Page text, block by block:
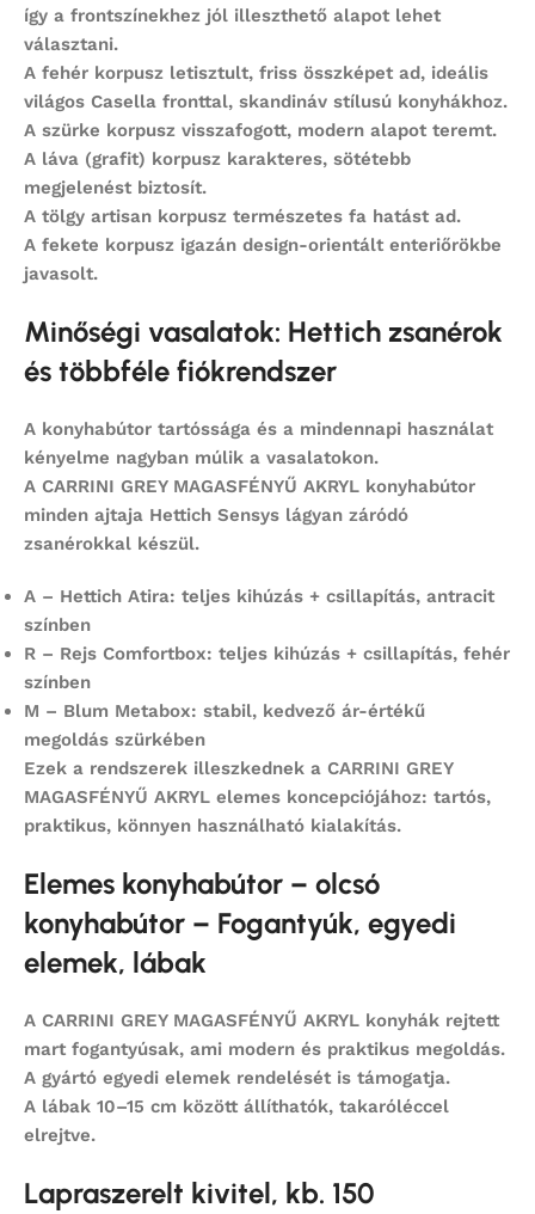
így a frontszínekhez jól illeszthető alapot lehet
választani.
A fehér korpusz letisztult, friss összképet ad, ideális
világos Casella fronttal, skandináv stílusú konyhákhoz.
A szürke korpusz visszafogott, modern alapot teremt.
A láva (grafit) korpusz karakteres, sötétebb
megjelenést biztosít.
A tölgy artisan korpusz természetes fa hatást ad.
A fekete korpusz igazán design-orientált enteriőrökbe
javasolt.
Minőségi vasalatok: Hettich zsanérok
és többféle fiókrendszer
A konyhabútor tartóssága és a mindennapi használat
kényelme nagyban múlik a vasalatokon.
A CARRINI GREY MAGASFÉNYŰ AKRYL konyhabútor
minden ajtaja Hettich Sensys lágyan záródó
zsanérokkal készül.
A – Hettich Atira: teljes kihúzás + csillapítás, antracit
színben
R – Rejs Comfortbox: teljes kihúzás + csillapítás, fehér
színben
M – Blum Metabox: stabil, kedvező ár-értékű
megoldás szürkében
Ezek a rendszerek illeszkednek a CARRINI GREY
MAGASFÉNYŰ AKRYL elemes koncepciójához: tartós,
praktikus, könnyen használható kialakítás.
Elemes konyhabútor – olcsó
konyhabútor – Fogantyúk, egyedi
elemek, lábak
A CARRINI GREY MAGASFÉNYŰ AKRYL konyhák rejtett
mart fogantyúsak, ami modern és praktikus megoldás.
A gyártó egyedi elemek rendelését is támogatja.
A lábak 10–15 cm között állíthatók, takaróléccel
elrejtve.
Lapraszerelt kivitel, kb. 150